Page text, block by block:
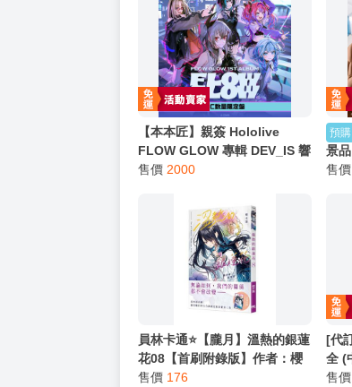
★ 其他說明
．實際上市到貨時間依出版社最終公
．商品如有【現貨】或【免運】，賣
．每位客人的訂單大廚都會用心對待
猜你喜歡
【本本匠】親簽 Hololive
FLOW GLOW 專輯 DEV_IS 響
咲 笑虎 樞 千速 1st
Album『FLOW GLOW』
售價 2000
預購
景
範
生
售價